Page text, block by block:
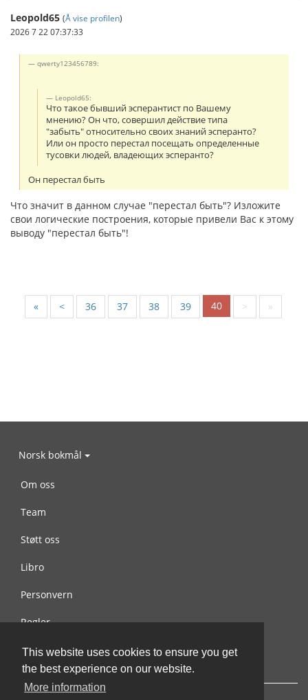
This website uses cookies to ensure you get
the best experience on our website.
More information
Leopold65 (Å vise profilen)
2026 7 22 07:37:33
qwerty123456789:
Leopold65:
Что такое бывший эсперантист по Вашему
мнению? Он что, совершил действие типа
"забыть" относительно своих знаний эсперанто?
Или он просто перестал посещать определенные
тусовки людей, владеющих эсперанто?
Он перестал быть
Что значит в данном случае "перестал быть"? Изложите
свои логические построения, которые привели Вас к этому
выводу "перестал быть"!
« < 36 37 38 39 40 > »
Norsk bokmål
Om oss
Team
Støtt oss
Libro
Personvern
Regler
Kontakt oss